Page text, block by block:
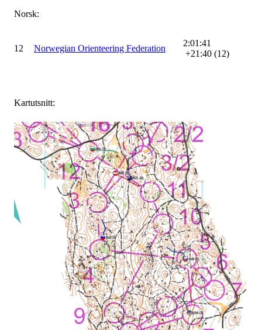
Norsk:
12 Norwegian Orienteering Federation
2:01:41
+21:40 (12)
Kartutsnitt: